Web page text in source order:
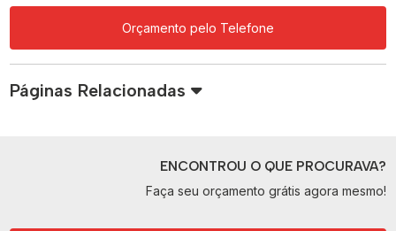
Orçamento pelo Telefone
Páginas Relacionadas
ENCONTROU O QUE PROCURAVA?
Faça seu orçamento grátis agora mesmo!